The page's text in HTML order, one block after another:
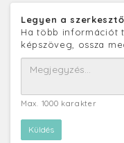
Legyen a
Ha több információt
képszöveg, ossza
Max. 1000 karakter